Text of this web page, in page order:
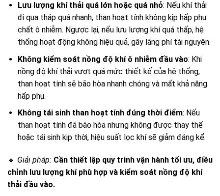
Lưu lượng khí thải quá lớn hoặc quá nhỏ: Nếu khí thải
đi qua tháp quá nhanh, than hoạt tính không kịp hấp phụ
chất ô nhiễm. Ngược lại, nếu lưu lượng khí quá thấp, hệ
thống hoạt động không hiệu quả, gây lãng phí tài nguyên.
Không kiểm soát nồng độ khí ô nhiễm đầu vào: Khi
nồng độ khí thải vượt quá mức thiết kế của hệ thống,
than hoạt tính sẽ bão hòa nhanh chóng và mất khả năng
hấp phụ.
Không tái sinh than hoạt tính đúng thời điểm: Nếu
than hoạt tính đã bão hòa nhưng không được thay thế
hoặc tái sinh kịp thời, hiệu suất lọc khí sẽ giảm đáng kể.
🔹 Giải pháp: Cần thiết lập quy trình vận hành tối ưu, điều
chỉnh lưu lượng khí phù hợp và kiểm soát nồng độ khí
thải đầu vào.